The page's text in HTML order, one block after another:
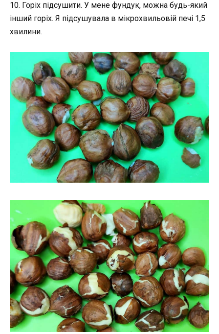
10. Горіх підсушити. У мене фундук, можна будь-який
інший горіх. Я підсушувала в мікрохвильовій печі 1,5
хвилини.